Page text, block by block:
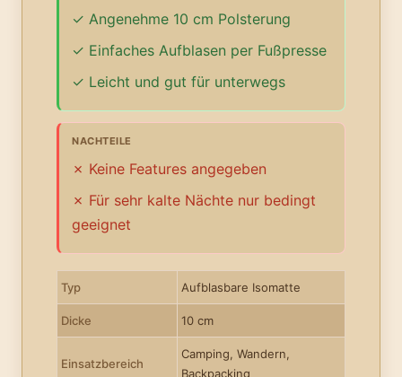
Angenehme 10 cm Polsterung
Einfaches Aufblasen per Fußpresse
Leicht und gut für unterwegs
NACHTEILE
Keine Features angegeben
Für sehr kalte Nächte nur bedingt
geeignet
Typ Aufblasbare Isomatte
Dicke 10 cm
Einsatzbereich
Camping, Wandern,
Backpacking